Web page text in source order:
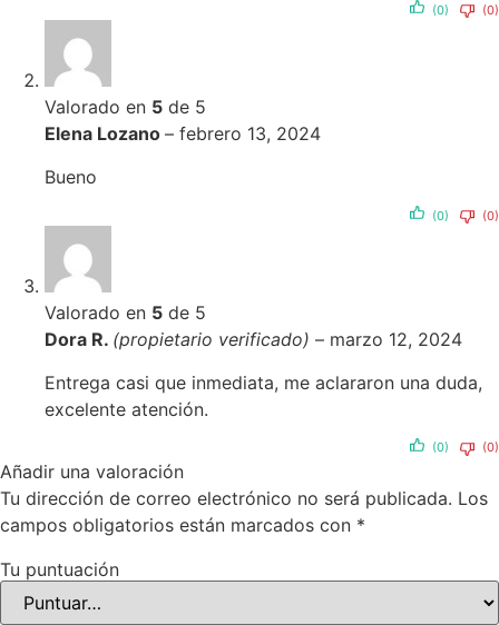
(0) (0)
Valorado en 5 de 5
Elena Lozano – febrero 13, 2024
Bueno
(0) (0)
Valorado en 5 de 5
Dora R. (propietario verificado) – marzo 12, 2024
Entrega casi que inmediata, me aclararon una duda,
excelente atención.
(0) (0)
Añadir una valoración
Tu dirección de correo electrónico no será publicada. Los
campos obligatorios están marcados con *
Tu puntuación